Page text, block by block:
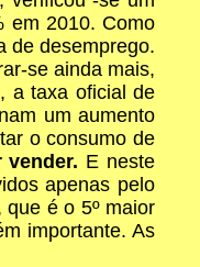
em 2010. Como
de desemprego.
se ainda mais,
a taxa oficial de
um aumento
o consumo de
E neste
apenas pelo
é o 5º maior
importante. As